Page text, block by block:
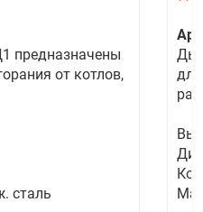
предназначены
от котлов,
сталь